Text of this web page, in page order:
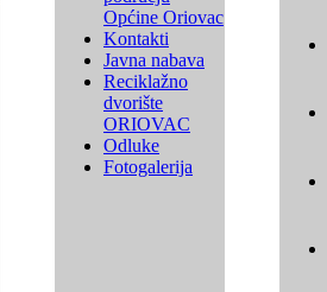
Općine Oriovac
Kontakti
Javna nabava
Reciklažno
dvorište
ORIOVAC
Odluke
Fotogalerija